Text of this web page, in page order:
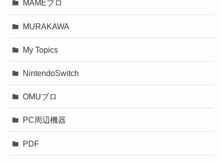
MAMEブロ
MURAKAWA
My Topics
NintendoSwitch
OMUブロ
PC周辺機器
PDF